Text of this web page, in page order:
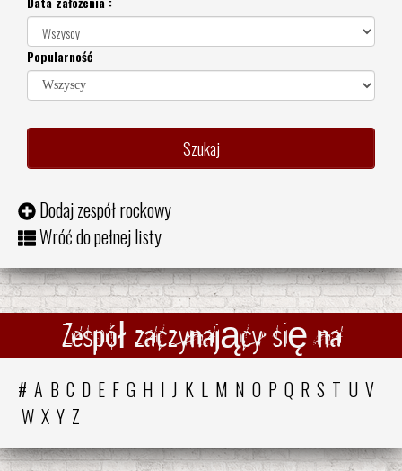
Popularność
Dodaj zespół rockowy
Wróć do pełnej listy
Zespół zaczynający się na
# A B C D E F G H I J K L M N O P Q R S T U V
W X Y Z